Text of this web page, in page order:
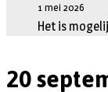
1 mei 2026
Het is
20